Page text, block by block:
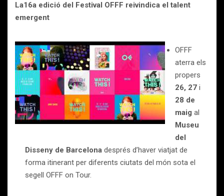
La16a edició del Festival OFFF reivindica el talent
emergent
OFFF
aterra els
propers
26, 27 i
28 de
maig al
Museu
del
Disseny de Barcelona després d’haver viatjat de
forma itinerant per diferents ciutats del món sota el
segell OFFF on Tour.